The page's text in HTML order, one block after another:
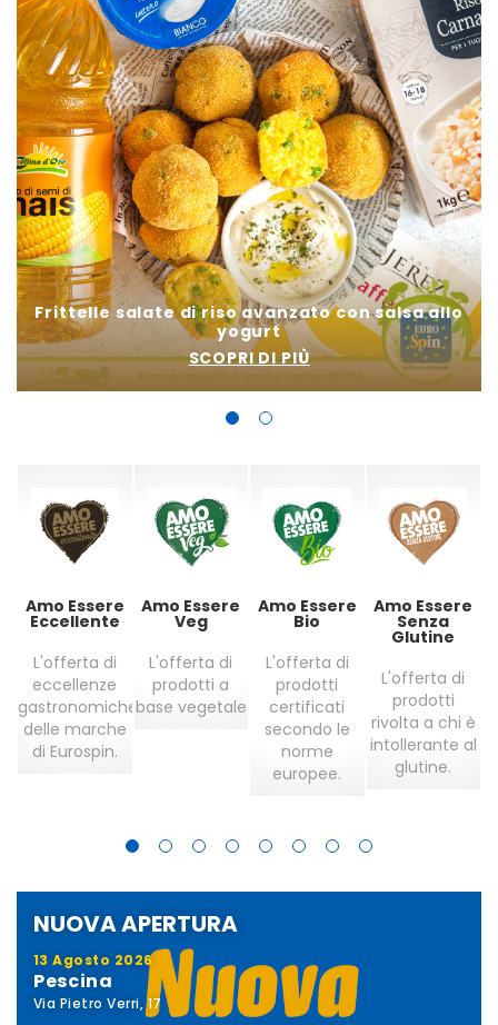
Frittelle salate di riso avanzato con salsa allo
yogurt
SCOPRI DI PIÙ
Amo Essere
Eccellente
L'offerta di
eccellenze
gastronomiche
delle marche
di Eurospin.
Amo Essere
Veg
L'offerta di
prodotti a
base vegetale
Amo Essere
Bio
L'offerta di
prodotti
certificati
secondo le
norme
europee.
Amo Essere
Senza
Glutine
L'offerta di
prodotti
rivolta a chi è
intollerante al
glutine.
NUOVA APERTURA
13 Agosto 2026
Pescina
Via Pietro Verri, 17